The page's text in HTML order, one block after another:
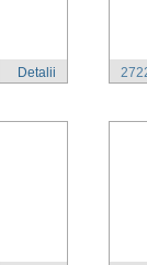
Detalii